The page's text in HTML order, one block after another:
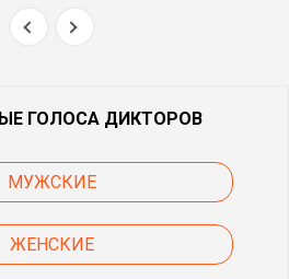
ГОЛОСА ДИКТОРОВ
МУЖСКИЕ
ЖЕНСКИЕ